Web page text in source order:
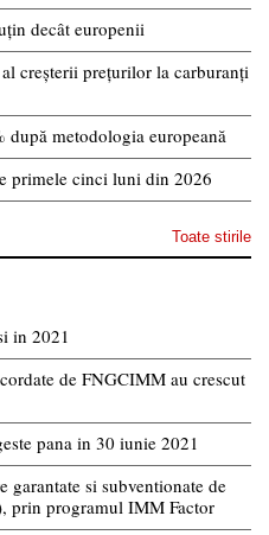
decât europenii
creșterii prețurilor la carburanți
după metodologia europeană
primele cinci luni din 2026
Toate stirile
in 2021
de FNGCIMM au crescut
pana in 30 iunie 2021
garantate si subventionate de
prin programul IMM Factor